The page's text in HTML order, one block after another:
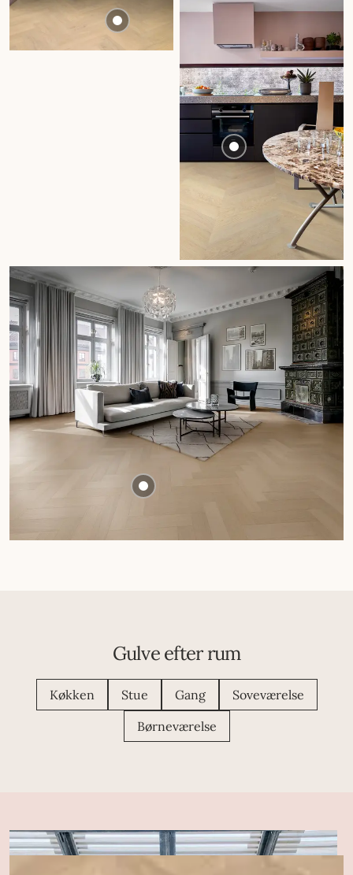
Gulve efter rum
Køkken Stue Gang
Soveværelse
Børneværelse